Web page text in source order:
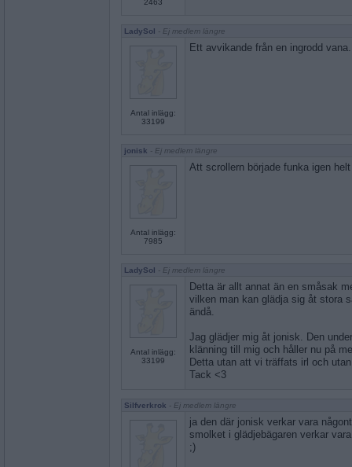
2463
LadySol - Ej medlem längre
Antal inlägg:
33199
Ett avvikande från en ingrodd vana.
jonisk - Ej medlem längre
Antal inlägg:
7985
Att scrollern började funka igen
LadySol - Ej medlem längre
Antal inlägg:
33199
Detta är allt annat än en småsak
vilken man kan glädja sig åt stora
ändå.
Jag glädjer mig åt jonisk. Den
klänning till mig och håller nu på
Detta utan att vi träffats irl och
Tack <3
Silfverkrok - Ej medlem längre
ja den där jonisk verkar vara
smolket i glädjebägaren verkar
;)